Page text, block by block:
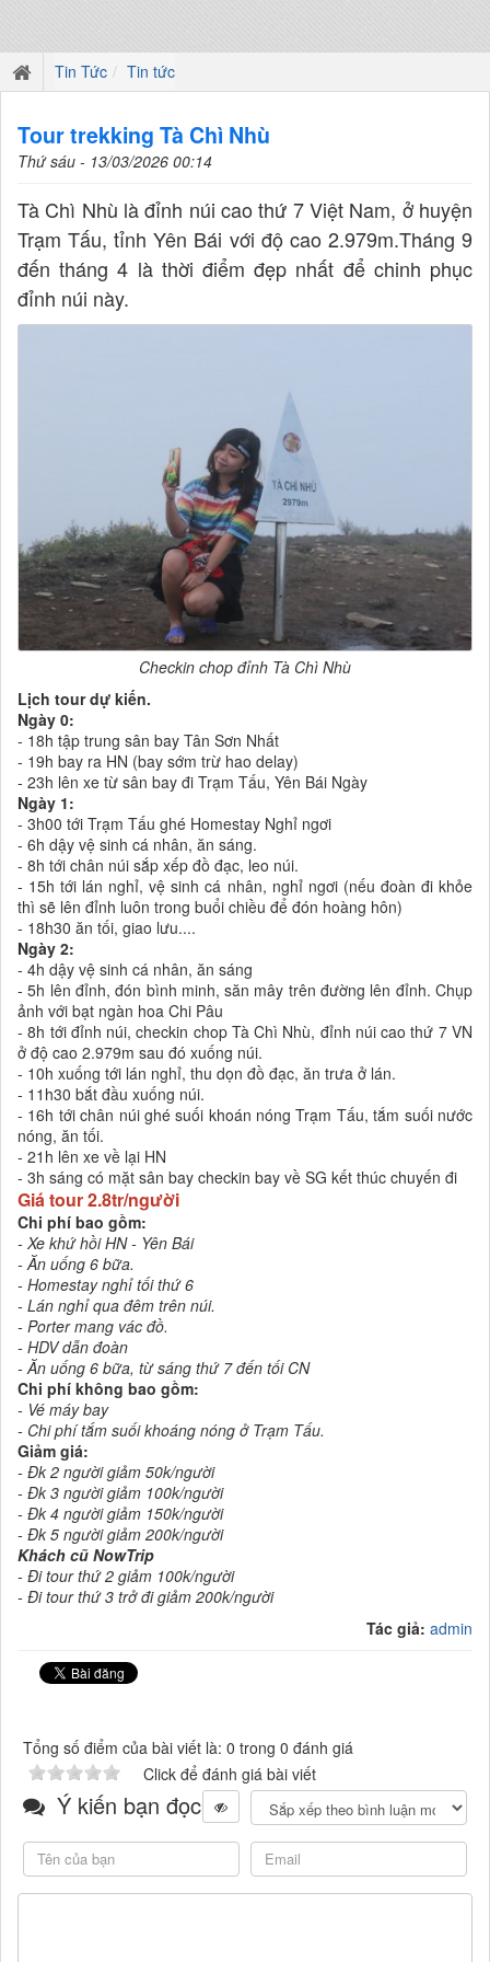
Tin Tức Tin tức
Tour trekking Tà Chì Nhù
Thứ sáu - 13/03/2026 00:14
Tà Chì Nhù là đỉnh núi cao thứ 7 Việt Nam, ở huyện
Trạm Tấu, tỉnh Yên Bái với độ cao 2.979m.Tháng 9
đến tháng 4 là thời điểm đẹp nhất để chinh phục
đỉnh núi này.
Checkin chop đỉnh Tà Chì Nhù
Lịch tour dự kiến.
Ngày 0:
- 18h tập trung sân bay Tân Sơn Nhất
- 19h bay ra HN (bay sớm trừ hao delay)
- 23h lên xe từ sân bay đi Trạm Tấu, Yên Bái Ngày
Ngày 1:
- 3h00 tới Trạm Tấu ghé Homestay Nghỉ ngơi
- 6h dậy vệ sinh cá nhân, ăn sáng.
- 8h tới chân núi sắp xếp đồ đạc, leo núi.
- 15h tới lán nghỉ, vệ sinh cá nhân, nghỉ ngơi (nếu đoàn đi khỏe
thì sẽ lên đỉnh luôn trong buổi chiều để đón hoàng hôn)
- 18h30 ăn tối, giao lưu....
Ngày 2:
- 4h dậy vệ sinh cá nhân, ăn sáng
- 5h lên đỉnh, đón bình minh, săn mây trên đường lên đỉnh. Chụp
ảnh với bạt ngàn hoa Chi Pâu
- 8h tới đỉnh núi, checkin chop Tà Chì Nhù, đỉnh núi cao thứ 7 VN
ở độ cao 2.979m sau đó xuống núi.
- 10h xuống tới lán nghỉ, thu dọn đồ đạc, ăn trưa ở lán.
- 11h30 bắt đầu xuống núi.
- 16h tới chân núi ghé suối khoán nóng Trạm Tấu, tắm suối nước
nóng, ăn tối.
- 21h lên xe về lại HN
- 3h sáng có mặt sân bay checkin bay về SG kết thúc chuyến đi
Giá tour 2.8tr/người
Chi phí bao gồm:
- Xe khứ hồi HN - Yên Bái
- Ăn uống 6 bữa.
- Homestay nghỉ tối thứ 6
- Lán nghỉ qua đêm trên núi.
- Porter mang vác đồ.
- HDV dẫn đoàn
- Ăn uống 6 bữa, từ sáng thứ 7 đến tối CN
Chi phí không bao gồm:
- Vé máy bay
- Chi phí tắm suối khoáng nóng ở Trạm Tấu.
Giảm giá:
- Đk 2 người giảm 50k/người
- Đk 3 người giảm 100k/người
- Đk 4 người giảm 150k/người
- Đk 5 người giảm 200k/người
Khách cũ NowTrip
- Đi tour thứ 2 giảm 100k/người
- Đi tour thứ 3 trở đi giảm 200k/người
Tác giả: admin
Tổng số điểm của bài viết là: 0 trong 0 đánh giá
Click để đánh giá bài viết
Ý kiến bạn đọc